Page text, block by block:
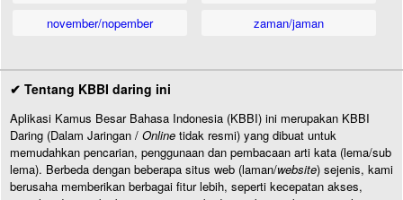
november/nopember
zaman/jaman
✔ Tentang KBBI daring ini
Aplikasi Kamus Besar Bahasa Indonesia (KBBI) ini merupakan KBBI
Daring (Dalam Jaringan / Online tidak resmi) yang dibuat untuk
memudahkan pencarian, penggunaan dan pembacaan arti kata (lema/sub
lema). Berbeda dengan beberapa situs web (laman/website) sejenis, kami
berusaha memberikan berbagai fitur lebih, seperti kecepatan akses,